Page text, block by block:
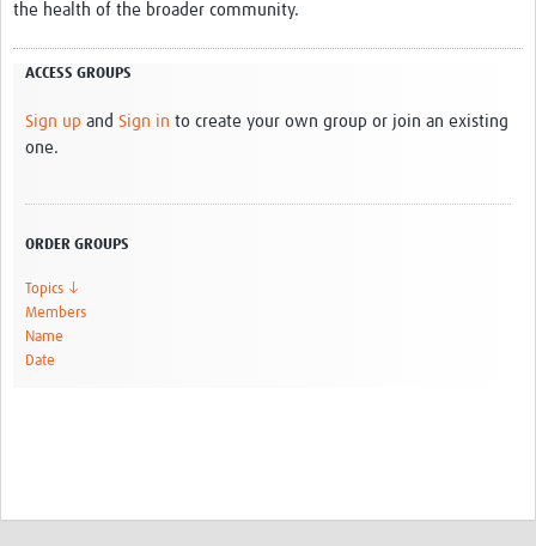
the health of the broader community.
ACCESS GROUPS
Sign up and Sign in to create your own group or join an existing
one.
ORDER GROUPS
Topics ↓
Members
Name
Date